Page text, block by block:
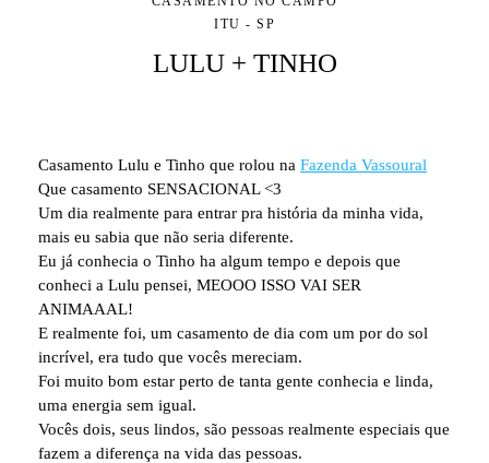
ITU - SP
LULU + TINHO
Casamento Lulu e Tinho que rolou na Fazenda Vassoural
Que casamento SENSACIONAL <3
Um dia realmente para entrar pra história da minha vida,
mais eu sabia que não seria diferente.
Eu já conhecia o Tinho ha algum tempo e depois que
conheci a Lulu pensei, MEOOO ISSO VAI SER
ANIMAAAL!
E realmente foi, um casamento de dia com um por do sol
incrível, era tudo que vocês mereciam.
Foi muito bom estar perto de tanta gente conhecia e linda,
uma energia sem igual.
Vocês dois, seus lindos, são pessoas realmente especiais que
fazem a diferença na vida das pessoas.